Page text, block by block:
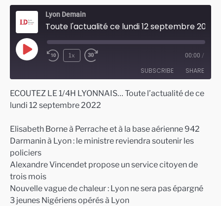
Lyon Demain
Play
1x 00:00 /
SUBSCRIBE SHARE
RSS FEED
SHARE
EMBED
ECOUTEZ LE 1/4H LYONNAIS… Toute l’actualité de ce
lundi 12 septembre 2022
Elisabeth Borne à Perrache et à la base aérienne 942
Darmanin à Lyon : le ministre reviendra soutenir les
policiers
Alexandre Vincendet propose un service citoyen de
trois mois
Nouvelle vague de chaleur : Lyon ne sera pas épargné
3 jeunes Nigériens opérés à Lyon